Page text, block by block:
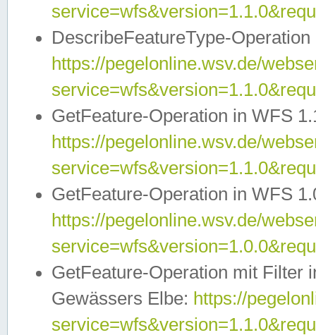
DescribeFeatureType-
https://pegelonline.wsv.de/
GetFeature-Operation in WFS
https://pegelonline.wsv.de/
GetFeature-Operation in WFS
https://pegelonline.wsv.de/
GetFeature-Operation mit Filter
Gewässers Elbe: https://